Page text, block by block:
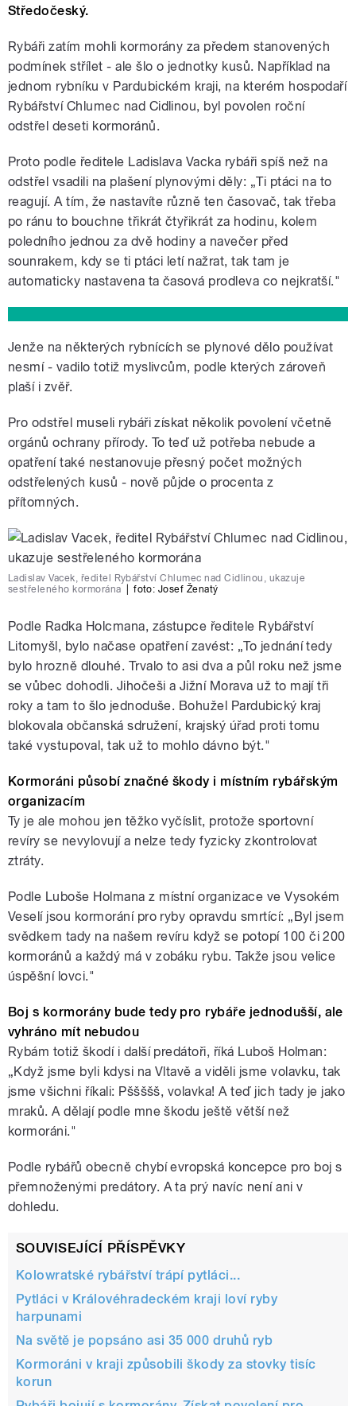
Středočeský.
Rybáři zatím mohli kormorány za předem stanovených
podmínek střílet - ale šlo o jednotky kusů. Například na
jednom rybníku v Pardubickém kraji, na kterém hospodaří
Rybářství Chlumec nad Cidlinou, byl povolen roční
odstřel deseti kormoránů.
Proto podle ředitele Ladislava Vacka rybáři spíš než na
odstřel vsadili na plašení plynovými děly: „Ti ptáci na to
reagují. A tím, že nastavíte různě ten časovač, tak třeba
po ránu to bouchne třikrát čtyřikrát za hodinu, kolem
poledního jednou za dvě hodiny a navečer před
sounrakem, kdy se ti ptáci letí nažrat, tak tam je
automaticky nastavena ta časová prodleva co nejkratší."
Jenže na některých rybnících se plynové dělo používat
nesmí - vadilo totiž myslivcům, podle kterých zároveň
plaší i zvěř.
Pro odstřel museli rybáři získat několik povolení včetně
orgánů ochrany přírody. To teď už potřeba nebude a
opatření také nestanovuje přesný počet možných
odstřelených kusů - nově půjde o procenta z
přítomných.
Ladislav Vacek, ředitel Rybářství Chlumec nad Cidlinou, ukazuje
sestřeleného kormorána
foto: Josef Ženatý
Podle Radka Holcmana, zástupce ředitele Rybářství
Litomyšl, bylo načase opatření zavést: „To jednání tedy
bylo hrozně dlouhé. Trvalo to asi dva a půl roku než jsme
se vůbec dohodli. Jihočeši a Jižní Morava už to mají tři
roky a tam to šlo jednoduše. Bohužel Pardubický kraj
blokovala občanská sdružení, krajský úřad proti tomu
také vystupoval, tak už to mohlo dávno být."
Kormoráni působí značné škody i místním rybářským
organizacím
Ty je ale mohou jen těžko vyčíslit, protože sportovní
revíry se nevylovují a nelze tedy fyzicky zkontrolovat
ztráty.
Podle Luboše Holmana z místní organizace ve Vysokém
Veselí jsou kormorání pro ryby opravdu smrtící: „Byl jsem
svědkem tady na našem revíru když se potopí 100 či 200
kormoránů a každý má v zobáku rybu. Takže jsou velice
úspěšní lovci."
Boj s kormorány bude tedy pro rybáře jednodušší, ale
vyhráno mít nebudou
Rybám totiž škodí i další predátoři, říká Luboš Holman:
„Když jsme byli kdysi na Vltavě a viděli jsme volavku, tak
jsme všichni říkali: Pššššš, volavka! A teď jich tady je jako
mraků. A dělají podle mne škodu ještě větší než
kormoráni."
Podle rybářů obecně chybí evropská koncepce pro boj s
přemnoženými predátory. A ta prý navíc není ani v
dohledu.
SOUVISEJÍCÍ PŘÍSPĚVKY
Kolowratské rybářství trápí pytláci...
Pytláci v Královéhradeckém kraji loví ryby
harpunami
Na světě je popsáno asi 35 000 druhů ryb
Kormoráni v kraji způsobili škody za stovky tisíc
korun